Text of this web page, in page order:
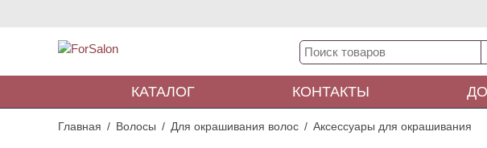
КАТАЛОГ КОНТАКТЫ
Главная Волосы Для окрашивания волос Аксессуары для окрашивания